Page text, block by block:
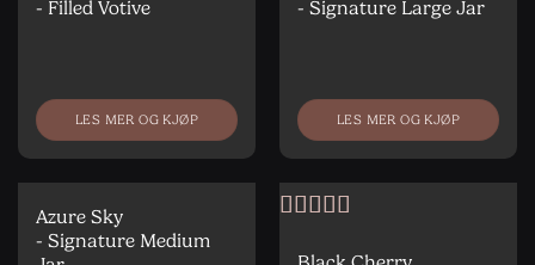
- Filled Votive
LES MER OG KJØP
- Signature Large Jar
LES MER OG KJØP
Azure Sky
- Signature Medium